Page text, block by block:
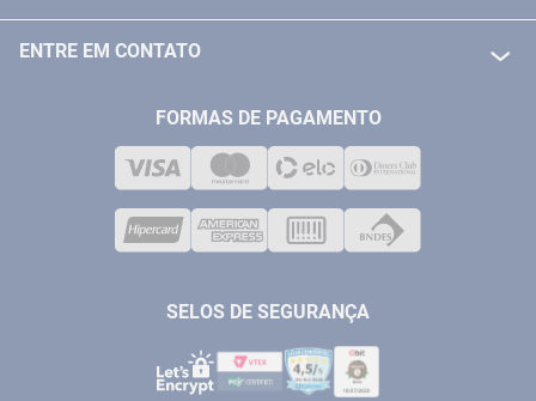
POLITICA DE TROCA E DEVOLUÇÃO
COMPRESSORES
ENTRE EM CONTATO
VENDAS ONLINE@ANTFERRAMENTAS.COM.BR
SAC@ANTFERRAMENTAS.COM.BR
FORMAS DE PAGAMENTO
SELOS DE SEGURANÇA